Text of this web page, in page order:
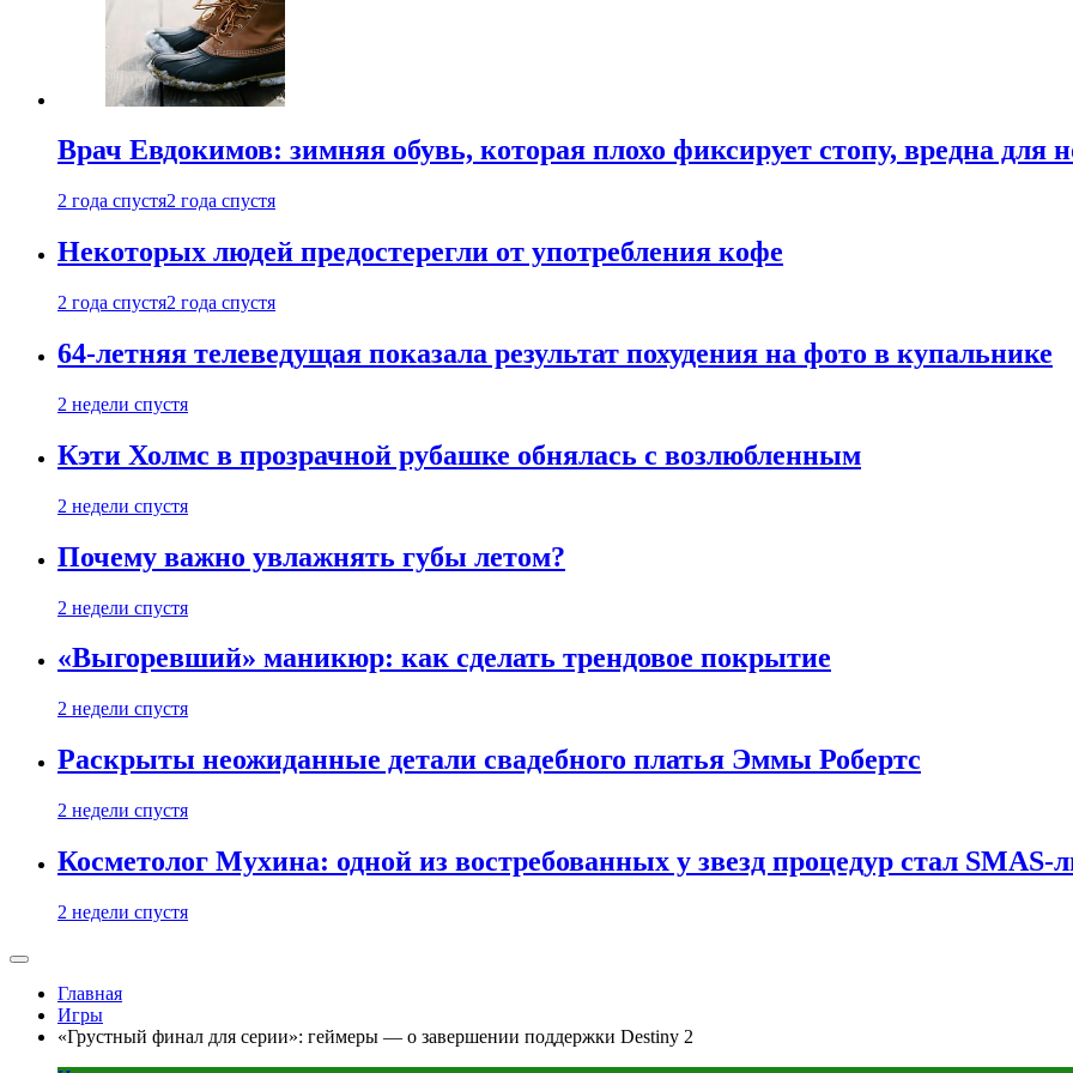
Врач Евдокимов: зимняя обувь, которая плохо фиксирует стопу, вредна для
2 года спустя2 года спустя
Некоторых людей предостерегли от употребления кофе
2 года спустя2 года спустя
64-летняя телеведущая показала результат похудения на фото в купальнике
2 недели спустя
Кэти Холмс в прозрачной рубашке обнялась с возлюбленным
2 недели спустя
Почему важно увлажнять губы летом?
2 недели спустя
«Выгоревший» маникюр: как сделать трендовое покрытие
2 недели спустя
Раскрыты неожиданные детали свадебного платья Эммы Робертс
2 недели спустя
Косметолог Мухина: одной из востребованных у звезд процедур стал SMAS-
2 недели спустя
Главная
Игры
«Грустный финал для серии»: геймеры — о завершении поддержки Destiny 2